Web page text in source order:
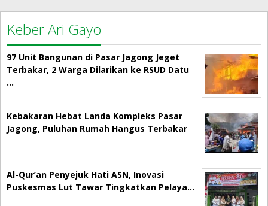
Keber Ari Gayo
97 Unit Bangunan di Pasar Jagong Jeget
Terbakar, 2 Warga Dilarikan ke RSUD Datu
…
Kebakaran Hebat Landa Kompleks Pasar
Jagong, Puluhan Rumah Hangus Terbakar
Al-Qur’an Penyejuk Hati ASN, Inovasi
Puskesmas Lut Tawar Tingkatkan Pelaya…